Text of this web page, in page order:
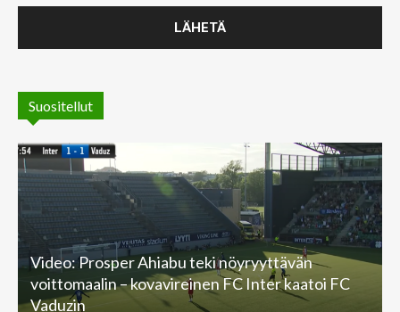
Suositellut
Video: Prosper Ahiabu teki nöyryyttävän
voittomaalin – kovavireinen FC Inter kaatoi FC
Vaduzin